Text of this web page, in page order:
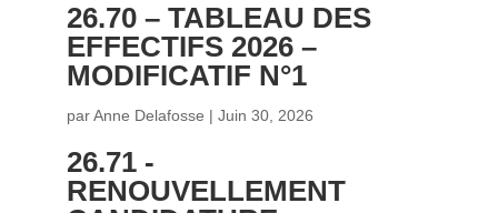
26.70 – TABLEAU DES
EFFECTIFS 2026 –
MODIFICATIF N°1
parAnne Delafosse | Juin 30, 2026
26.71 -
RENOUVELLEMENT